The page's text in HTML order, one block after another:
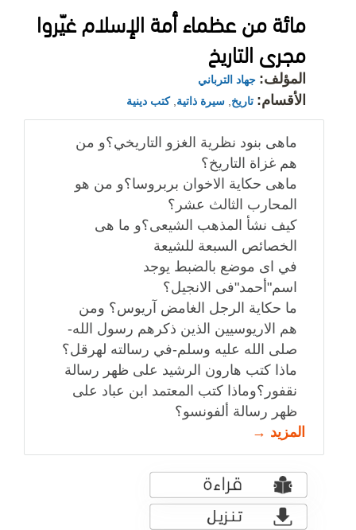
مائة من عظماء أمة الإسلام غيّروا
مجرى التاريخ
المؤلف: جهاد الترباني
الأقسام: تاريخ سيرة ذاتية ,كتب دينية
ماهى بنود نظرية الغزو التاريخي؟و من
هم غزاة التاريخ؟
ماهى حكاية الاخوان بربروسا؟و من هو
المحارب الثالث عشر؟
كيف نشأ المذهب الشيعى؟و ما هى
الخصائص السبعة للشيعة
في اى موضع بالضبط يوجد
اسم"أحمد"فى الانجيل؟
ما حكاية الرجل الغامض آريوس؟ ومن
هم الاريوسيين الذين ذكرهم رسول الله-
صلى الله عليه وسلم-في رسالته لهرقل؟
ماذا كتب هارون الرشيد على ظهر رسالة
نقفور؟وماذا كتب المعتمد ابن عباد على
ظهر رسالة ألفونسو؟
المزيد →